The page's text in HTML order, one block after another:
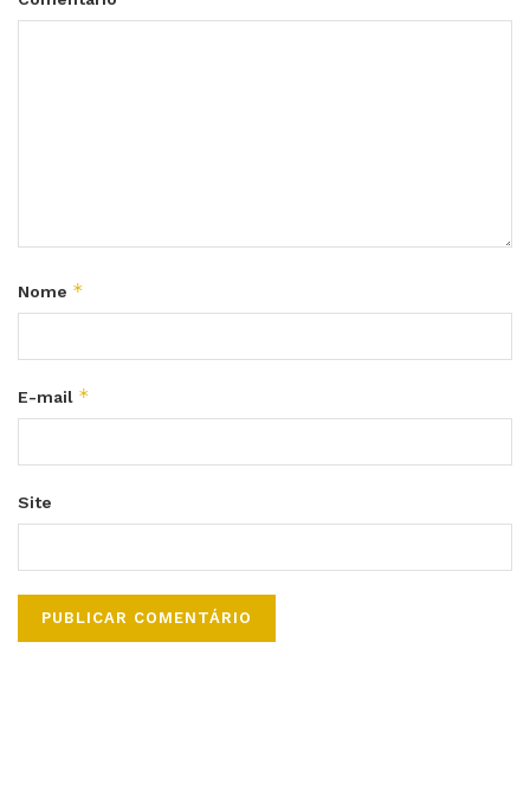
Nome *
E-mail *
Site